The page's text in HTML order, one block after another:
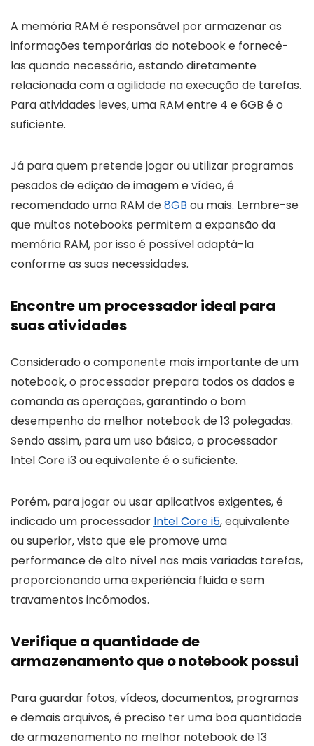
A memória RAM é responsável por armazenar as
informações temporárias do notebook e fornecê-
las quando necessário, estando diretamente
relacionada com a agilidade na execução de tarefas.
Para atividades leves, uma RAM entre 4 e 6GB é o
suficiente.
Já para quem pretende jogar ou utilizar programas
pesados de edição de imagem e vídeo, é
recomendado uma RAM de8GB ou mais. Lembre-se
que muitos notebooks permitem a expansão da
memória RAM, por isso é possível adaptá-la
conforme as suas necessidades.
Encontre um processador ideal para
suas atividades
Considerado o componente mais importante de um
notebook, o processador prepara todos os dados e
comanda as operações, garantindo o bom
desempenho do melhor notebook de 13 polegadas.
Sendo assim, para um uso básico, o processador
Intel Core i3 ou equivalente é o suficiente.
Porém, para jogar ou usar aplicativos exigentes, é
indicado um processador Intel Core i5, equivalente
ou superior, visto que ele promove uma
performance de alto nível nas mais variadas tarefas,
proporcionando uma experiência fluida e sem
travamentos incômodos.
Verifique a quantidade de
armazenamento que o notebook possui
Para guardar fotos, vídeos, documentos, programas
e demais arquivos, é preciso ter uma boa quantidade
de armazenamento no melhor notebook de 13